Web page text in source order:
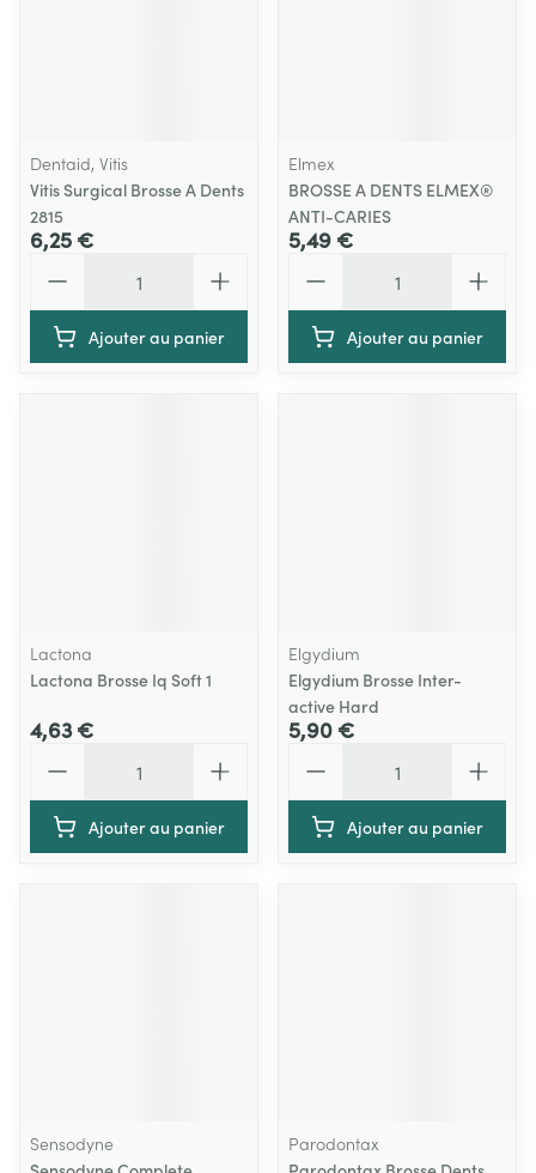
Dentaid, Vitis
Vitis Surgical Brosse A Dents
2815
6,25 €
Ajouter au panier
Elmex
BROSSE A DENTS ELMEX®
ANTI-CARIES
5,49 €
Ajouter au panier
Lactona
Lactona Brosse Iq Soft 1
4,63 €
Ajouter au panier
Elgydium
Elgydium Brosse Inter-
active Hard
5,90 €
Ajouter au panier
Sensodyne
Parodontax